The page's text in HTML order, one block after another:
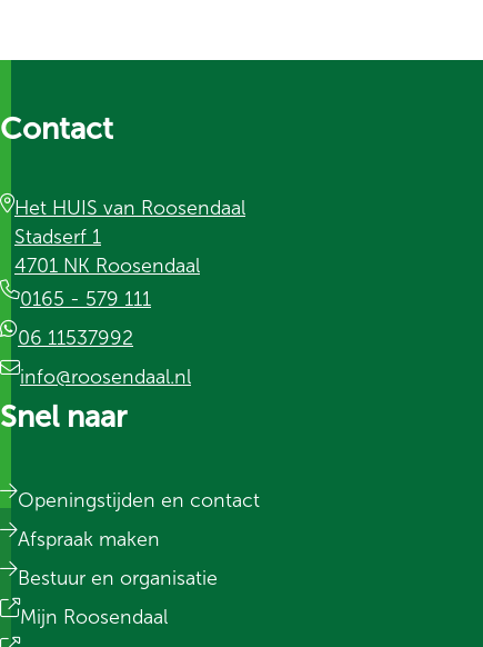
Contact
Het HUIS van Roosendaal
Stadserf 1
4701 NK Roosendaal
0165 - 579 111
06 11537992
info@roosendaal.nl
Snel naar
Openingstijden en contact
Afspraak maken
Bestuur en organisatie
Mijn Roosendaal